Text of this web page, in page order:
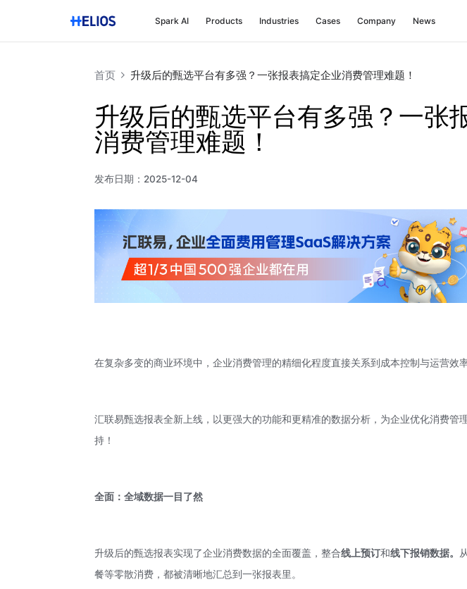
Spark AI Products Industries Cases Company News
首页 升级后的甄选平台有多强？一张报表搞定企业消费管理难题！
升级后的甄选平台有多强？一张
消费管理难题！
发布日期： 2025-12-04
在复杂多变的商业环境中，企业消费管理的精细化程度直接关系到成本控制与运营效率
汇联易甄选报表全新上线，以更强大的功能和更精准的数据分析，为企业优化消费管
持！
全面：全域数据一目了然
升级后的甄选报表实现了企业消费数据的全面覆盖，整合线上预订和线下报销数据。
餐等零散消费，都被清晰地汇总到一张报表里。